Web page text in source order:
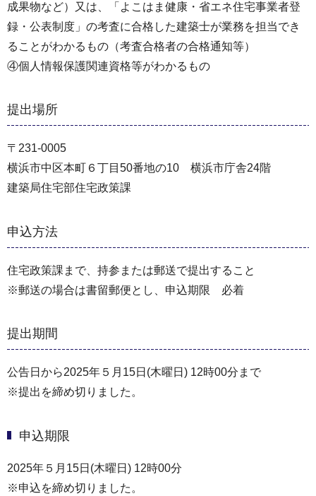
成果物など）又は、「よこはま健康・省エネ住宅事業者登
録・公表制度」の考査に合格した建築士が業務を担当でき
ることがわかるもの（考査合格者の合格通知等）
④個人情報保護関連資格等がわかるもの
提出場所
〒231-0005
横浜市中区本町６丁目50番地の10 横浜市庁舎24階
建築局住宅部住宅政策課
申込方法
住宅政策課まで、持参または郵送で提出すること
※郵送の場合は書留郵便とし、申込期限 必着
提出期間
公告日から2025年５月15日(木曜日) 12時00分まで
※提出を締め切りました。
申込期限
2025年５月15日(木曜日) 12時00分
※申込を締め切りました。